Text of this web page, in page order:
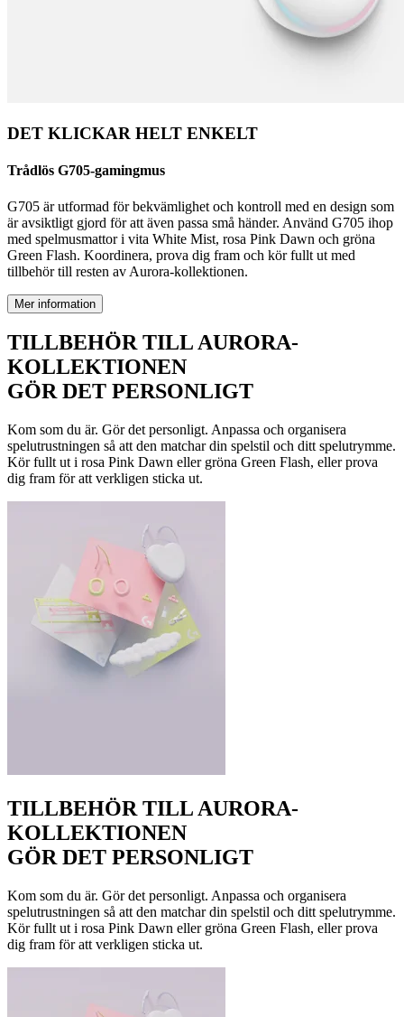
DET KLICKAR HELT ENKELT
Trådlös G705-gamingmus
G705 är utformad för bekvämlighet och kontroll med en design som
är avsiktligt gjord för att även passa små händer. Använd G705 ihop
med spelmusmattor i vita White Mist, rosa Pink Dawn och gröna
Green Flash. Koordinera, prova dig fram och kör fullt ut med
tillbehör till resten av Aurora-kollektionen.
Mer information
TILLBEHÖR TILL AURORA-
KOLLEKTIONEN
GÖR DET PERSONLIGT
Kom som du är. Gör det personligt. Anpassa och organisera
spelutrustningen så att den matchar din spelstil och ditt spelutrymme.
Kör fullt ut i rosa Pink Dawn eller gröna Green Flash, eller prova
dig fram för att verkligen sticka ut.
TILLBEHÖR TILL AURORA-
KOLLEKTIONEN
GÖR DET PERSONLIGT
Kom som du är. Gör det personligt. Anpassa och organisera
spelutrustningen så att den matchar din spelstil och ditt spelutrymme.
Kör fullt ut i rosa Pink Dawn eller gröna Green Flash, eller prova
dig fram för att verkligen sticka ut.